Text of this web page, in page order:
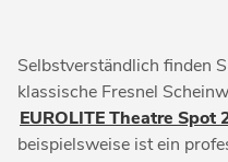
Selbstverständlich finden
klassische Fresnel
EUROLITE Theatre Spot
beispielsweise ist ein